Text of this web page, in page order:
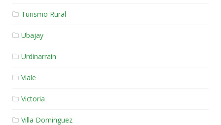
Turismo Rural
Ubajay
Urdinarrain
Viale
Victoria
Villa Dominguez